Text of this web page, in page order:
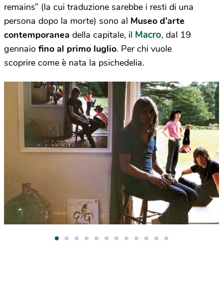
remains” (la cui traduzione sarebbe i resti di una
persona dopo la morte) sono al Museo d’arte
contemporanea della capitale, il Macro, dal 19
gennaio fino al primo luglio. Per chi vuole
scoprire come è nata la psichedelia.